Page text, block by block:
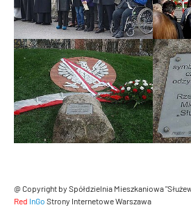
@ Copyright by Spółdzielnia Mieszkaniowa
Red InGo Strony Internetowe Warszawa